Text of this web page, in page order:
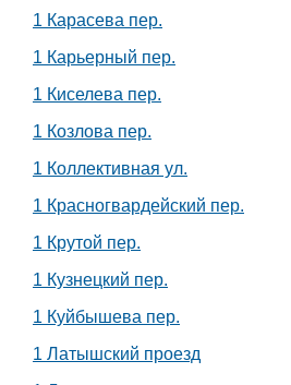
1 Карасева пер.
1 Карьерный пер.
1 Киселева пер.
1 Козлова пер.
1 Коллективная ул.
1 Красногвардейский пер.
1 Крутой пер.
1 Кузнецкий пер.
1 Куйбышева пер.
1 Латышский проезд